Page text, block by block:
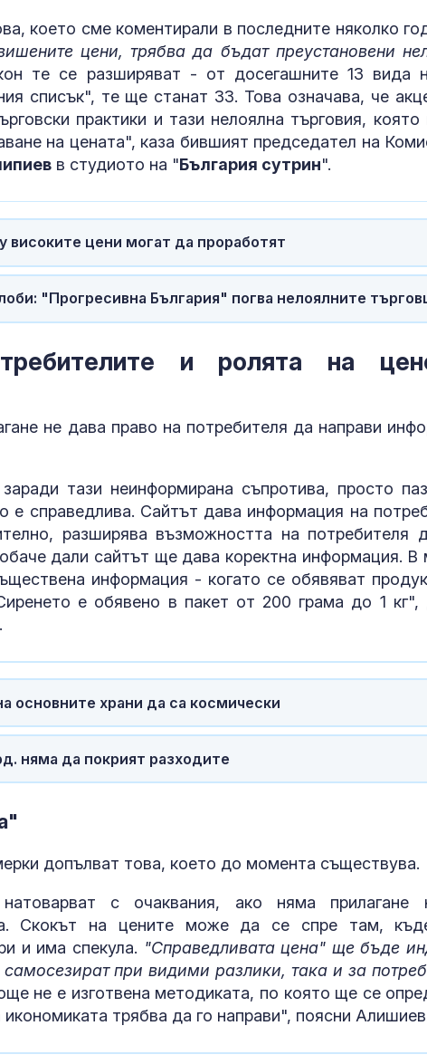
което сме коментирали в последните няколко
цени, трябва да бъдат преустановени
те се разширяват - от досегашните 13 вида
списък", те ще станат 33. Това означава, че
практики и тази нелоялна търговия, която
на цената", каза бившият председател на
в студиото на "България сутрин".
цени могат да проработят
"Прогресивна България" погва нелоялните
и ролята на
не дава право на потребителя да направи
тази неинформирана съпротива, просто
е справедлива. Сайтът дава информация на
разширява възможността на потребителя
дали сайтът ще дава коректна информация. В
информация - когато се обявяват
е обявено в пакет от 200 грама до 1 кг",
.
основните храни да са космически
няма да покрият разходите
допълват това, което до момента съществува.
с очаквания, ако няма прилагане
Скокът на цените може да се спре там,
и има спекула. "Справедливата цена" ще бъде
при видими разлики, така и за
не е изготвена методиката, по която ще се
трябва да го направи", поясни
предложил да купи
малолетно момиче на
остров Крит
Министърът на
отбраната: От 31 юли
усилихме
наблюденията върху
пространство
служителка на УЕФА
Пожар в рафинерия в
Краснодарския край в
Русия след украински
трябва
родителите
трябва
шест месеца
Как се
на